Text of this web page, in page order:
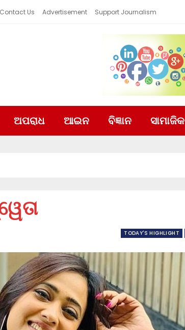
Contact Us Advertisement Support Journalism
ଅପରାଧ ଆଇନ ବିଜ୍ଞାନ ସାମାଜିକ
TODAY'S HIGHLIGHT